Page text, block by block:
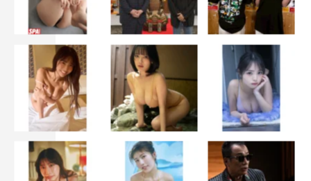
をお願いします。
池田：いつも応援ありがとうございます！ こうしてみん
なのたくさんの応援のおかげでまた1年越しの「Platinum
FLASH」さんに掲載して頂けることになりました…！
本当にうれしい…！！ 去年よりさらにパワーアップした
メルダが見れちゃうと思うし、今回ラブストーリー仕立て
の大人っぽい撮影をあかねとしてきたので、ぜひ珍しい2
人の姿を見て頂きたいです！ 書店などで見つけたらぜひ
お家に連れて帰って、毎日見てください！！（笑）